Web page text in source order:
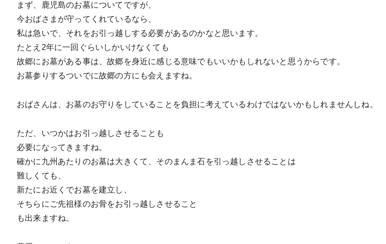
まず、鹿児島のお墓についてですが、
今おばさまが守ってくれているなら、
私は急いで、それをお引っ越しする必要があるのかなと思います。
たとえ2年に一回ぐらいしかいけなくても
故郷にお墓がある事は、故郷を身近に感じる意味でもいいかもしれないと思うからです。
お墓参りするついでに故郷の方にも会えますね。
おばさんは、お墓のお守りをしていることを負担に考えているわけではないかもしれませんしね。
ただ、いつかはお引っ越しさせることも
必要になってきますね。
確かに九州あたりのお墓は大きくて、そのまんま石を引っ越しさせることは
難しくても、
新たにお近くでお墓を建立し、
そちらにご先祖様のお骨をお引っ越しさせること
も出来ますね。